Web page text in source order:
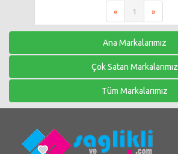
« 1 »
Ana Markalarımız
Çok Satan Markalarımız
Tüm Markalarımız